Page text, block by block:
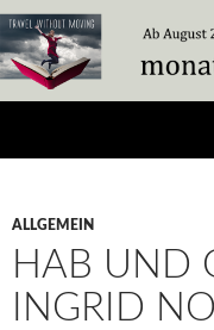
Zum
Inhalt
springen
ALLGEMEIN
HAB UND
INGRID